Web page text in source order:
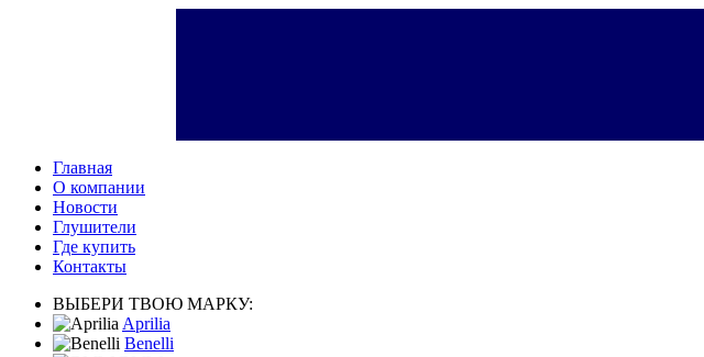
Главная
О компании
Новости
Глушители
Где купить
Контакты
ВЫБЕРИ ТВОЮ МАРКУ:
Aprilia
Benelli